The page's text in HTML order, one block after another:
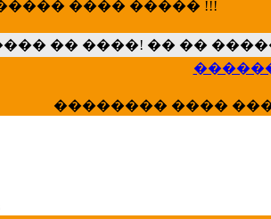
��� �������� ����
2012 ��� ����� ���
�������� ����